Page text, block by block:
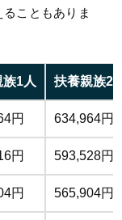
こともありま
1人 扶養親族2
円 634,964円
円 593,528円
円 565,904円